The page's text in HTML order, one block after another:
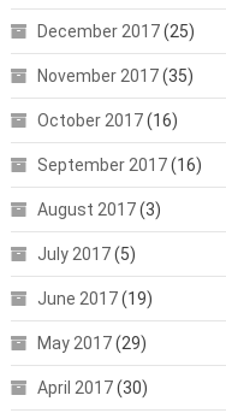
December 2017(25)
November 2017(35)
October 2017(16)
September 2017(16)
August 2017(3)
July 2017(5)
June 2017(19)
May 2017(29)
April 2017(30)